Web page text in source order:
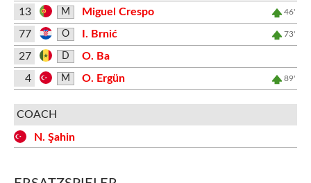
13
M Miguel Crespo 46'
77 O I. Brnić 73'
27 D
O. Ba
4
M O. Ergün 89'
COACH
N. Şahin